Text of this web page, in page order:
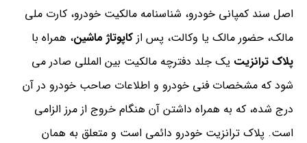
اصل سند كمپاني خودرو، شناسنامه مالكيت خودرو، كارت ملي
مالك، حضور مالك يا وكالت، پس از کاپوتاژ ماشین، همراه با
پلاک ترانزیت یک جلد دفترچه مالکیت بین المللی صادر می
شود که مشخصات فنی خودرو و اطلاعات صاحب خودرو در آن
درج شده، که به همراه داشتن آن هنگام خروج از مرز الزامی
است. پلاک ترانزیت خودرو دائمی است و متعلق به همان